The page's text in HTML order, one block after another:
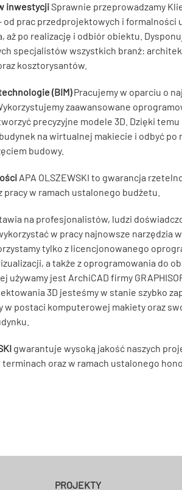
inwestycjiSprawnie przeprowadzamy
od prac przedprojektowych i formalności
aż po realizację i odbiór obiektu.
specjalistów wszystkich branż:
kosztorysantów.
(BIM)Pracujemy w oparciu o
zaawansowane
precyzyjne modele 3D. Dzięki
na wirtualnej makiecie i odbyć
budowy.
APA OLSZEWSKI to gwarancja
w ramach ustalonego budżetu.
na profesjonalistów, ludzi
w pracy najnowsze narzędzia
tylko z licencjonowanego
a także z oprogramowania do
używamy jest ArchiCAD firmy
3D jesteśmy w stanie szybko
w postaci komputerowej makiety oraz
gwarantuje wysoką jakość naszych
oraz w ramach ustalonego
PROJEKTY